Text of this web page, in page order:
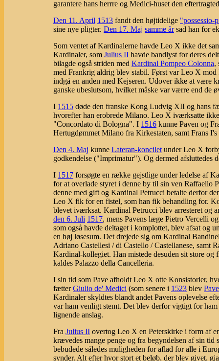
garantere hans herrre og Medici-huset den
Den 11. April 1513 fandt den højtidelige "possessio-
sine nye pligter. Den 17. Maj samme årsad han for
Som ventet af Kardinalerne havde Leo X ikke det
Kardinaler, som Julius II havde bandlyst for deres
bilagde også striden med Kardinal Pompeo Colonna,
med Frankrig aldrig blev stabil. Først var Leo X
indgå en anden med Kejseren. Udover ikke at være
ganske ubeslutsom, hvilket måske var værre end de
I 1515 døde den franske Kong Ludvig XII og hans
hvorefter han erobrede Milano. Leo X iværksatte
"Concordato di Bologna". I 1516 kunne Paven og
Hertugdømmet Milano fra Kirkestaten, samt Frans
Den 4. Maj kunne Lateran-koncilet under Leo X
godkendelse ("Imprimatur"). Og dermed afsluttedes
I 1517 forsøgte en række gejstlige under ledelse af
for at overlade styret i denne by til sin ven Raffaello
denne med gift og Kardinal Petrucci betalte derfor
Leo X fik for en fistel, som han fik behandling for.
blevet iværksat. Kardinal Petrucci blev arresteret og
den 6. Juli 1517, mens Pavens læge Pietro Vercelli
som også havde deltaget i komplottet, blev afsat og
en høj løsesum. Det drejede sig om Kardinal
Adriano Castellesi / di Castello / Castellanese, samt
Kardinal-kollegiet. Han mistede desuden sit store
kaldes Palazzo della Cancelleria.
I sin tid som Pave afholdt Leo X otte Konsistorier,
fætterGiulio de' Medici (som senere i 1523 blev
Kardinaler skyldtes blandt andet Pavens oplevelse
var ham venligt stemt. Det blev derfor vigtigt for
lignende anslag.
Fra Julius II overtog Leo X en Peterskirke i form af
krævedes mange penge og fra begyndelsen af sin
bebudede således muligheden for aflad for alle i
synder. Alt efter hvor stort et beløb, der blev givet,